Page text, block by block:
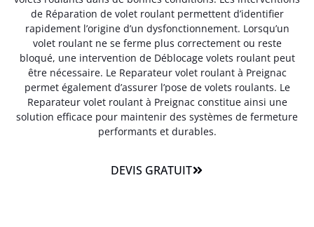
de Réparation de volet roulant permettent d’identifier
rapidement l’origine d’un dysfonctionnement. Lorsqu’un
volet roulant ne se ferme plus correctement ou reste
bloqué, une intervention de Déblocage volets roulant peut
être nécessaire. Le Reparateur volet roulant à Preignac
permet également d’assurer l’pose de volets roulants. Le
Reparateur volet roulant à Preignac constitue ainsi une
solution efficace pour maintenir des systèmes de fermeture
performants et durables.
DEVIS GRATUIT